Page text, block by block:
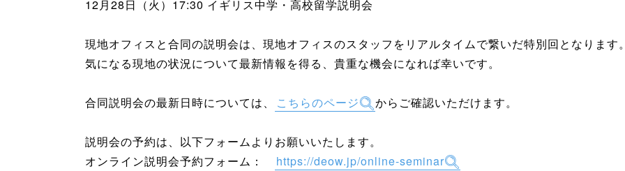
12月28日（火）17:30 イギリス中学・高校留学説明会
現地オフィスと合同の説明会は、現地オフィスのスタッフをリアルタイムで繋いだ特別回となります。
気になる現地の状況について最新情報を得る、貴重な機会になれば幸いです。
合同説明会の最新日時については、 こちらのページ からご確認いただけます。
説明会の予約は、以下フォームよりお願いいたします。
オンライン説明会予約フォーム：
https://deow.jp/online-seminar